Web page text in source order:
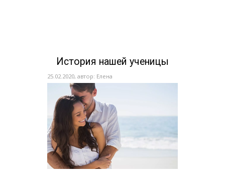
История нашей ученицы
25.02.2020, автор: Елена